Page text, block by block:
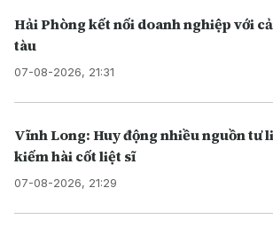
Hải Phòng kết nối doanh nghiệp với
tàu
07-08-2026, 21:31
Vĩnh Long: Huy động nhiều nguồn tư
kiếm hài cốt liệt sĩ
07-08-2026, 21:29